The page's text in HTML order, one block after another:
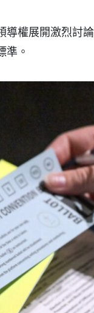
權展開激烈討
準。